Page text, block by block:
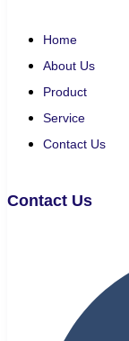
Home
About Us
Product
Service
Contact Us
Contact Us